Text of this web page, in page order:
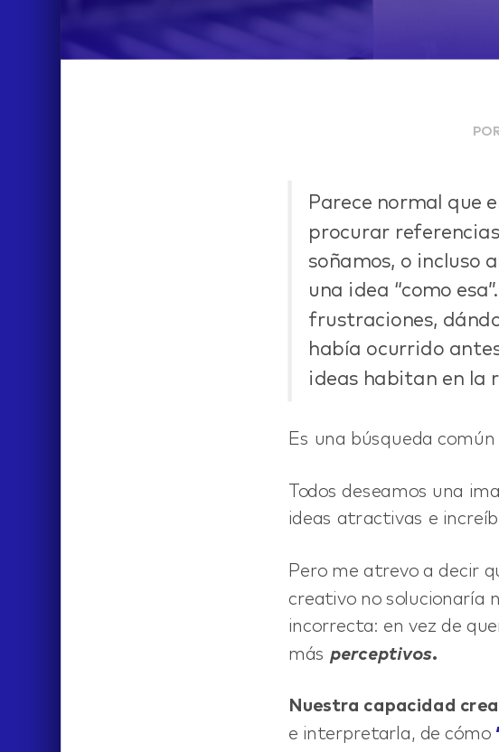
Parece normal que
procurar
soñamos, o incluso
una idea “como
frustraciones,
había ocurrido
ideas habitan en la
Es una búsqueda común
Todos deseamos una
ideas atractivas e
Pero me atrevo a decir
creativo no solucionaría
incorrecta: en vez de
más perceptivos.
Nuestra capacidad
e interpretarla, de cómo